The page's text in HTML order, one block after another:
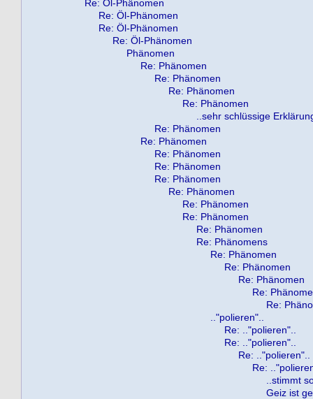
Re: Öl-Phänomen
Re: Öl-Phänomen
Re: Öl-Phänomen
Re: Öl-Phänomen
Phänomen
Re: Phänomen
Re: Phänomen
Re: Phänomen
Re: Phänomen
..sehr schlüssige
Re: Phänomen
Re: Phänomen
Re: Phänomen
Re: Phänomen
Re: Phänomen
Re: Phänomen
Re: Phänomen
Re: Phänomen
Re: Phänomen
Re: Phänomens
Re: Phänomen
Re: Phänomen
Re: Phänomen
Re:
Re:
.."polieren"..
Re: .."polieren"..
Re: .."polieren"..
Re: .."polieren"..
Re:
..stimmt
Geiz ist